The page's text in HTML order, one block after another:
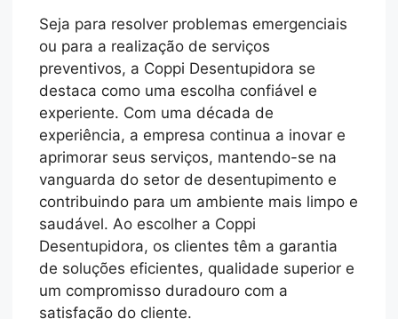
Seja para resolver problemas emergenciais
ou para a realização de serviços
preventivos, a Coppi Desentupidora se
destaca como uma escolha confiável e
experiente. Com uma década de
experiência, a empresa continua a inovar e
aprimorar seus serviços, mantendo-se na
vanguarda do setor de desentupimento e
contribuindo para um ambiente mais limpo e
saudável. Ao escolher a Coppi
Desentupidora, os clientes têm a garantia
de soluções eficientes, qualidade superior e
um compromisso duradouro com a
satisfação do cliente.